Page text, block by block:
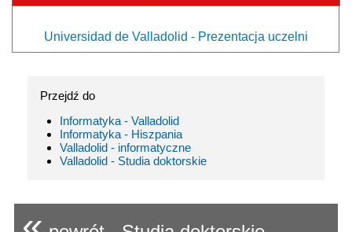
Universidad de Valladolid - Prezentacja uczelni
Przejdź do
Informatyka - Valladolid
Informatyka - Hiszpania
Valladolid - informatyczne
Valladolid - Studia doktorskie